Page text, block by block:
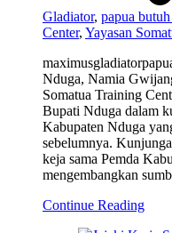
Gladiator, papua
Center, Yayasan
Nduga, Namia
Somatua Training
Bupati Nduga dalam
Kabupaten Nduga
sebelumnya.
keja sama Pemda
mengembangkan
Continue Reading